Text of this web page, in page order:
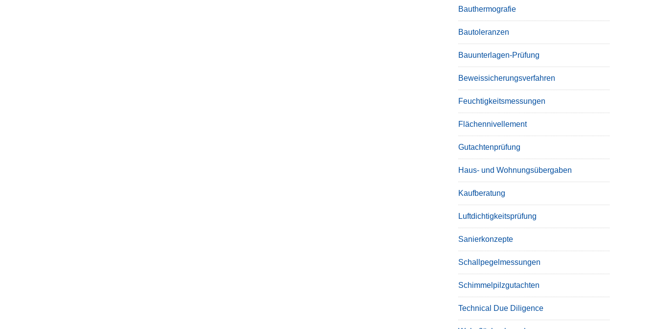
Bauthermografie
Bautoleranzen
Bauunterlagen-Prüfung
Beweissicherungsverfahren
Feuchtigkeitsmessungen
Flächennivellement
Gutachtenprüfung
Haus- und Wohnungsübergaben
Kaufberatung
Luftdichtigkeitsprüfung
Sanierkonzepte
Schallpegelmessungen
Schimmelpilzgutachten
Technical Due Diligence